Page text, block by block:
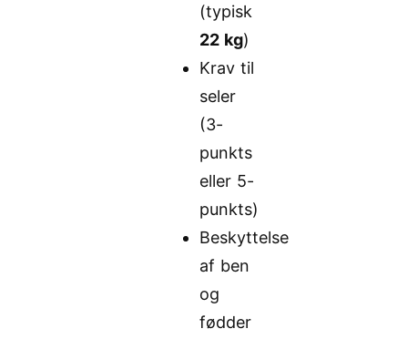
(typisk
22 kg)
Krav til
seler
(3-
punkts
eller 5-
punkts)
Beskyttelse
af ben
og
fødder